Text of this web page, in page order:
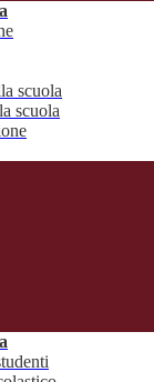
scuola
scuola